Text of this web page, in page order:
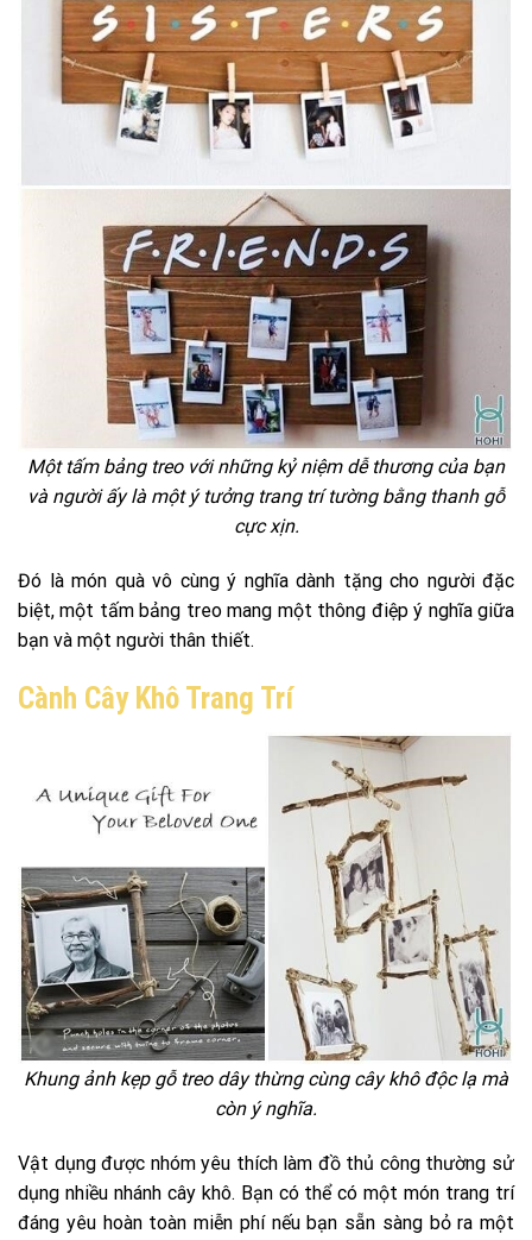
Một tấm bảng treo với những kỷ niệm dễ thương của bạn
và người ấy là một ý tưởng trang trí tường bằng thanh gỗ
cực xịn.
Đó là món quà vô cùng ý nghĩa dành tặng cho người đặc
biệt, một tấm bảng treo mang một thông điệp ý nghĩa giữa
bạn và một người thân thiết.
Cành Cây Khô Trang Trí
Khung ảnh kẹp gỗ treo dây thừng cùng cây khô độc lạ mà
còn ý nghĩa.
Vật dụng được nhóm yêu thích làm đồ thủ công thường sử
dụng nhiều nhánh cây khô. Bạn có thể có một món trang trí
đáng yêu hoàn toàn miễn phí nếu bạn sẵn sàng bỏ ra một